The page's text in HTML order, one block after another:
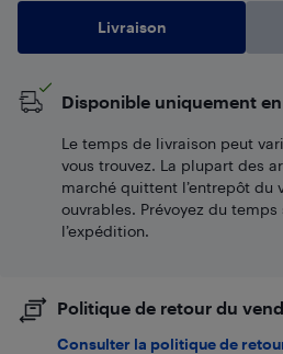
Livraison
Disponible uniquement
Le temps de livraison peut
vous trouvez. La plupart des
marché quittent l’entrepôt du
ouvrables. Prévoyez du
l’expédition.
Politique de retour du
Consulter la politique de